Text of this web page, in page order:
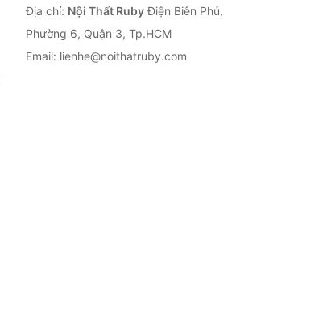
Địa chỉ: Nội Thất RubyĐiện Biên Phủ,
Phường 6, Quận 3, Tp.HCM
Email: lienhe@noithatruby.com